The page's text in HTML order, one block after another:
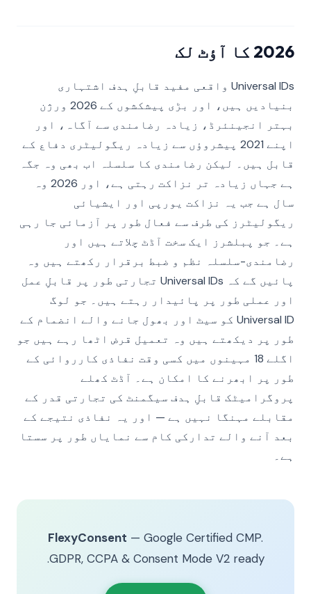
2026 کا آؤٹ لک
Universal IDs واقعی مفید قابلِ ہدف اشتہاری
بنیادیں ہیں، اور بڑی پیشکشوں کے 2026 ورژن
بہتر انجینئرڈ، زیادہ رضامندی سے آگاہ، اور
اپنے 2021 پیشروؤں سے زیادہ ریگولیٹری دفاع کے
قابل ہیں۔ لیکن رضامندی کا سلسلہ اب بھی وہ جگہ
ہے جہاں زیادہ تر نزاکت رہتی ہے، اور 2026 وہ
سال ہے جب یہ نزاکت یورپی اور ایشیائی
ریگولیٹرز کی طرف سے فعال طور پر آزمائی جا رہی
ہے۔ جو پبلشرز ایک سخت آڈٹ چلاتے ہیں اور
رضامندی-سلسلہ نظم و ضبط برقرار رکھتے ہیں وہ
پائیں گے کہ Universal IDs تجارتی طور پر قابلِ عمل
اور عملی طور پر پائیدار رہتے ہیں۔ جو لوگ
Universal ID کو سیٹ اور بھول جانے والے انضمام کے
طور پر دیکھتے ہیں وہ تعمیل قرض اٹھا رہے ہیں جو
اگلے 18 مہینوں میں کسی وقت نفاذی کارروائی کے
طور پر ابھرنے کا امکان ہے۔ آڈٹ کھلے
پروگرامیٹک قابلِ ہدف سیگمنٹ کی تجارتی قدر کے
مقابلے مہنگا نہیں ہے — اور یہ نفاذی نتیجے کے
بعد آنے والے تدارکی کام سے نمایاں طور پر سستا
ہے۔
FlexyConsent — Google Certified CMP.
GDPR, CCPA & Consent Mode V2 ready.